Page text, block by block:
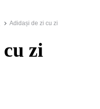
Adidași de zi cu zi
zi